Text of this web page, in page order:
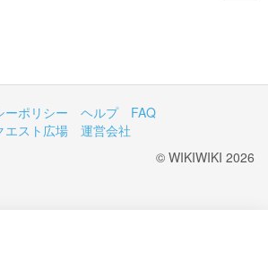
ーポリシー ヘルプ
FAQ
エスト広場
運営会社
© WIKIWIKI 2026